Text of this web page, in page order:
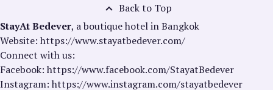
Back to Top
StayAt Bedever, a boutique hotel in Bangkok
Website: https://www.stayatbedever.com/
Connect with us:
Facebook: https://www.facebook.com/StayatBedever
Instagram: https://www.instagram.com/stayatbedever